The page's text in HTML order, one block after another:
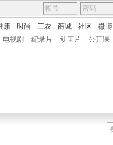
康 时尚 三农 商城 社区 微博
电视剧 纪录片 动画片 公开课